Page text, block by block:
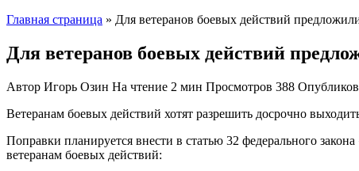
Главная страница » Для ветеранов боевых действий
Для ветеранов боевых действий
Автор Игорь Озин На чтение 2 мин Просмотров 388
Ветеранам боевых действий хотят разрешить досрочно
Поправки планируется внести в статью 32 федерального
ветеранам боевых действий: